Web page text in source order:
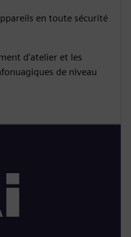
en toute sécurité
d'atelier et les
de niveau